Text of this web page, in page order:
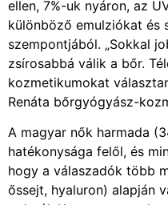
ellen, 7%-uk nyáron, az
különböző emulziókat és
szempontjából. „Sokkal
zsírosabbá válik a bőr.
kozmetikumokat
Renáta bőrgyógyász-
A magyar nők harmada
hatékonysága felől, és
hogy a válaszadók több
őssejt, hyaluron) alapján